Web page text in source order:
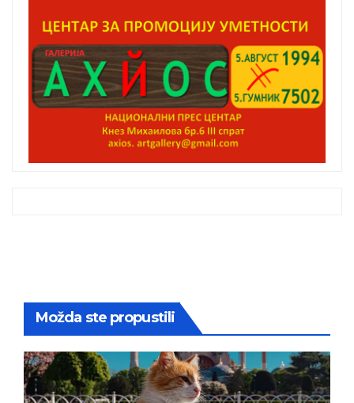
Možda ste propustili